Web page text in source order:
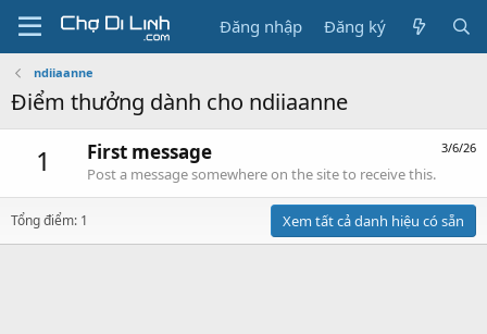
Đăng nhập Đăng ký
ndiiaanne
Điểm thưởng dành cho ndiiaanne
1 3/6/26
First message
Post a message somewhere on the site to receive this.
Tổng điểm: 1 Xem tất cả danh hiệu có sẵn